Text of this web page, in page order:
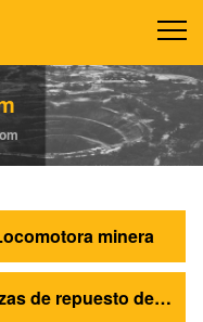
minera
Piezas de repuesto de locomotoras